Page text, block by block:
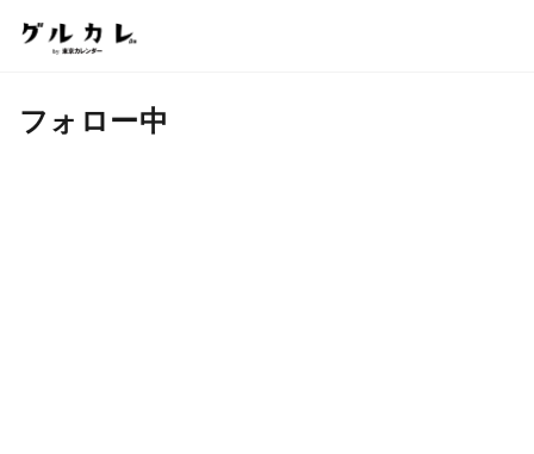
フォロー中